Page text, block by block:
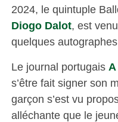
2024, le quintuple
Diogo Dalot, est
quelques
Le journal portugais
s’être fait signer son
garçon s’est vu
alléchante que le